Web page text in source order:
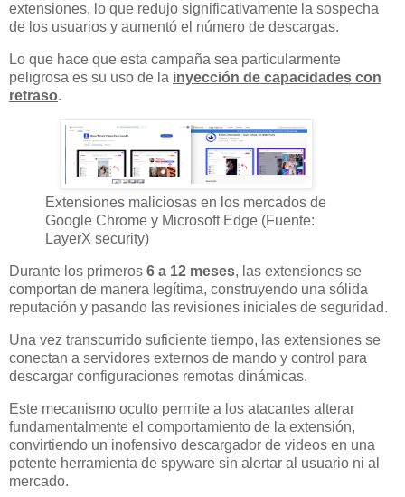
extensiones, lo que redujo significativamente la sospecha
de los usuarios y aumentó el número de descargas.
Lo que hace que esta campaña sea particularmente
peligrosa es su uso de la inyección de capacidades con
retraso.
Extensiones maliciosas en los mercados de
Google Chrome y Microsoft Edge (Fuente:
LayerX security)
Durante los primeros 6 a 12 meses, las extensiones se
comportan de manera legítima, construyendo una sólida
reputación y pasando las revisiones iniciales de seguridad.
Una vez transcurrido suficiente tiempo, las extensiones se
conectan a servidores externos de mando y control para
descargar configuraciones remotas dinámicas.
Este mecanismo oculto permite a los atacantes alterar
fundamentalmente el comportamiento de la extensión,
convirtiendo un inofensivo descargador de videos en una
potente herramienta de spyware sin alertar al usuario ni al
mercado.